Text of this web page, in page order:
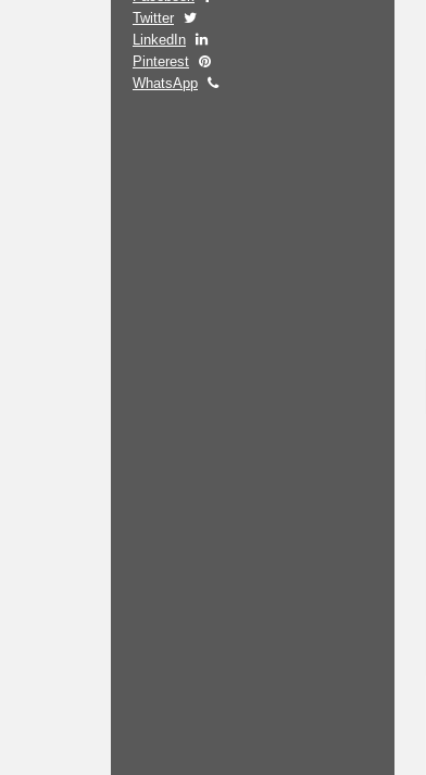
Twitter
LinkedIn
Pinterest
WhatsApp